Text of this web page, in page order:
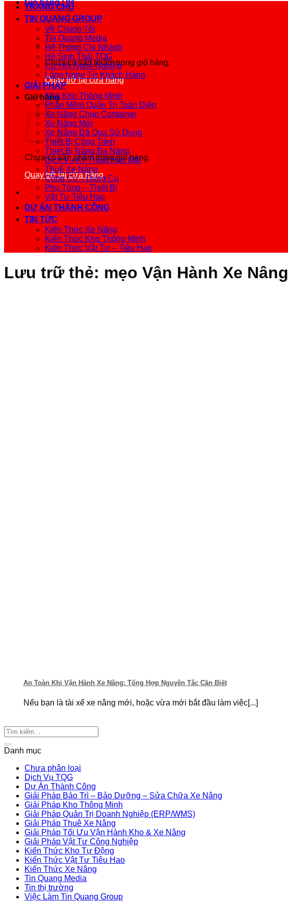
Giỏ hàng /0₫
Chưa có sản phẩm trong giỏ hàng.
Quay trở lại cửa hàng
Giỏ hàng
Chưa có sản phẩm trong giỏ hàng.
Quay trở lại cửa hàng
TRANG CHỦ
TIN QUANG GROUP
Về Chúng Tôi
Tin Quang Media
Hệ Thống Chi Nhánh
Hệ Sinh Thái TQG
Cơ Hội Nghề Nghiệp
Lắng Nghe Từ Khách Hàng
GIẢI PHÁP
Nhà Kho Thông Minh
Phần Mềm Quản Trị Toàn Diện
Xe Nâng Chụp Container
Xe Nâng Mới
Xe Nâng Đã Qua Sử Dụng
Thiết Bị Công Trình
Thiết Bị Nâng Đa Năng
Dịch Vụ Kỹ Thuật Hậu Mãi
Thuê Xe Nâng
Công Cụ – Dụng Cụ
Phụ Tùng – Thiết Bị
Vật Tư Tiêu Hao
DỰ ÁN THÀNH CÔNG
TIN TỨC
Kiến Thức Xe Nâng
Kiến Thức Kho Thông Minh
Kiến Thức Vật Tư – Tiêu Hao
Lưu trữ thẻ: mẹo Vận Hành Xe Nâng
An Toàn Khi Vận Hành Xe Nâng: Tổng Hợp Nguyên Tắc Cần Biết
Nếu bạn là tài xế xe nâng mới, hoặc vừa mới bắt đầu làm việc[...]
Danh mục
Chưa phân loại
Dịch Vụ TQG
Dự Án Thành Công
Giải Pháp Bảo Trì – Bảo Dưỡng – Sửa Chữa Xe Nâng
Giải Pháp Kho Thông Minh
Giải Pháp Quản Trị Doanh Nghiệp (ERP/WMS)
Giải Pháp Thuê Xe Nâng
Giải Pháp Tối Ưu Vận Hành Kho & Xe Nâng
Giải Pháp Vật Tư Công Nghiệp
Kiến Thức Kho Tự Động
Kiến Thức Vật Tư Tiêu Hao
Kiến Thức Xe Nâng
Tin Quang Media
Tin thị trường
Việc Làm Tin Quang Group